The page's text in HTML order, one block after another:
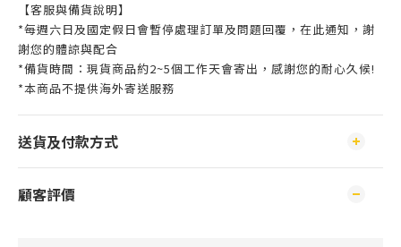
【客服與備貨說明】
*每週六日及國定假日會暫停處理訂單及問題回覆，在此通知，謝
謝您的體諒與配合
*備貨時間：現貨商品約2~5個工作天會寄出，感謝您的耐心久候!
*本商品不提供海外寄送服務
送貨及付款方式
顧客評價